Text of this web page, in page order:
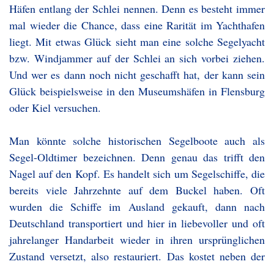
Häfen entlang der Schlei nennen. Denn es besteht immer
mal wieder die Chance, dass eine Rarität im Yachthafen
liegt. Mit etwas Glück sieht man eine solche Segelyacht
bzw. Windjammer auf der Schlei an sich vorbei ziehen.
Und wer es dann noch nicht geschafft hat, der kann sein
Glück beispielsweise in den Museumshäfen in Flensburg
oder Kiel versuchen.
Man könnte solche historischen Segelboote auch als
Segel-Oldtimer bezeichnen. Denn genau das trifft den
Nagel auf den Kopf. Es handelt sich um Segelschiffe, die
bereits viele Jahrzehnte auf dem Buckel haben. Oft
wurden die Schiffe im Ausland gekauft, dann nach
Deutschland transportiert und hier in liebevoller und oft
jahrelanger Handarbeit wieder in ihren ursprünglichen
Zustand versetzt, also restauriert. Das kostet neben der